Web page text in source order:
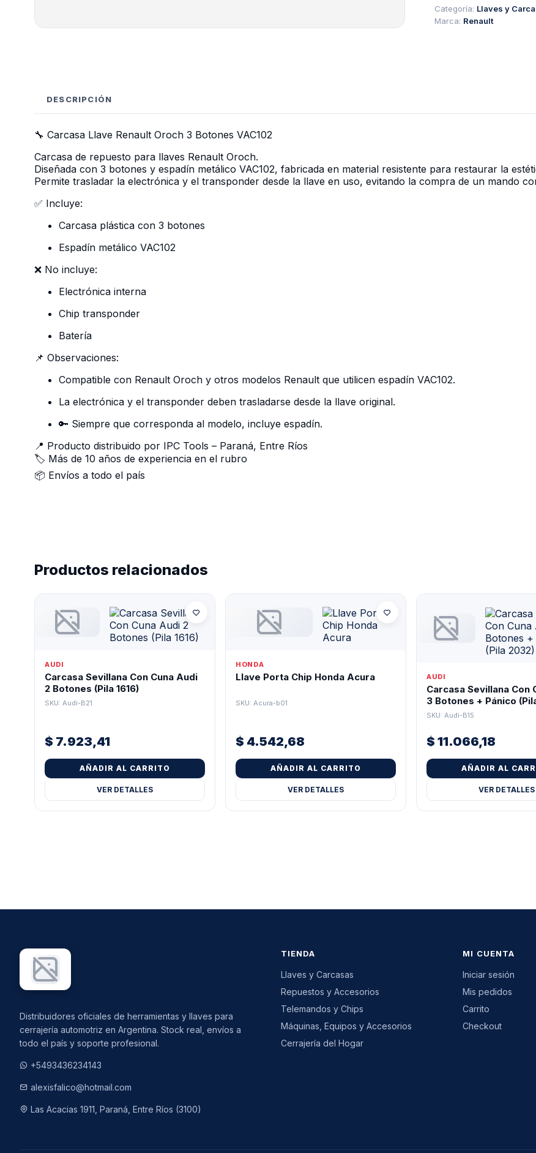
Botones
Vac102
Categoría: Llaves y
Marca: Renault
DESCRIPCIÓN
🔧 Carcasa Llave Renault Oroch 3 Botones VAC102
Carcasa de repuesto para llaves Renault Oroch.
Diseñada con 3 botones y espadín metálico VAC102, fabricada en material resistente para restaurar la
Permite trasladar la electrónica y el transponder desde la llave en uso, evitando la compra de un mando
✅ Incluye:
Carcasa plástica con 3 botones
Espadín metálico VAC102
❌ No incluye:
Electrónica interna
Chip transponder
Batería
📌 Observaciones:
Compatible con Renault Oroch y otros modelos Renault que utilicen espadín VAC102.
La electrónica y el transponder deben trasladarse desde la llave original.
🔑 Siempre que corresponda al modelo, incluye espadín.
📍 Producto distribuido por IPC Tools – Paraná, Entre Ríos
🏷️ Más de 10 años de experiencia en el rubro
📦 Envíos a todo el país
Productos relacionados
AUDI
Carcasa Sevillana Con Cuna Audi
2 Botones (Pila 1616)
SKU: Audi-B21
$ 7.923,41
AÑADIR AL CARRITO
VER DETALLES
HONDA
Llave Porta Chip Honda Acura
SKU: Acura-b01
$ 4.542,68
AÑADIR AL CARRITO
VER DETALLES
AUDI
Carcasa Sevillana Con
3 Botones + Pánico
SKU: Audi-B15
$ 11.066,18
AÑADIR AL
VER DETALLES
Distribuidores oficiales de herramientas y llaves para
cerrajería automotriz en Argentina. Stock real, envíos a
todo el país y soporte profesional.
+5493436234143
alexisfalico@hotmail.com
Las Acacias 1911, Paraná, Entre Ríos (3100)
TIENDA
Llaves y Carcasas
Repuestos y Accesorios
Telemandos y Chips
Máquinas, Equipos y Accesorios
Cerrajería del Hogar
MI CUENTA
Iniciar sesión
Mis pedidos
Carrito
Checkout